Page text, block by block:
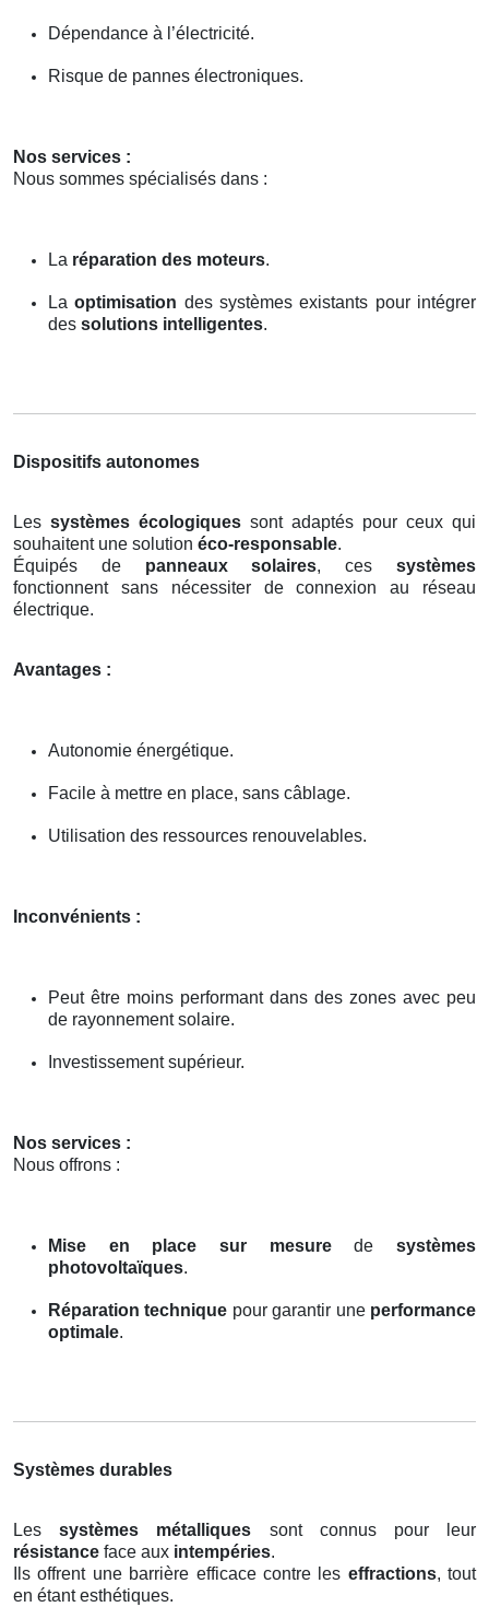
Dépendance à l’électricité.
Risque de pannes électroniques.
Nos services :
Nous sommes spécialisés dans :
La réparation des moteurs.
Laoptimisation des systèmes existants pour intégrer
des solutions intelligentes.
Dispositifs autonomes
Les systèmes écologiques sont adaptés pour ceux qui
souhaitent une solution éco-responsable.
Équipés de panneaux solaires, cessystèmes
fonctionnent sans nécessiter de connexion au réseau
électrique.
Avantages :
Autonomie énergétique.
Facile à mettre en place, sans câblage.
Utilisation des ressources renouvelables.
Inconvénients :
Peut être moins performant dans des zones avec peu
de rayonnement solaire.
Investissement supérieur.
Nos services :
Nous offrons :
Mise en place sur mesuredesystèmes
photovoltaïques.
Réparation technique pour garantir une performance
optimale.
Systèmes durables
Lessystèmes métalliques sont connus pour leur
résistance face aux intempéries.
Ils offrent une barrière efficace contre les effractions, tout
en étant esthétiques.